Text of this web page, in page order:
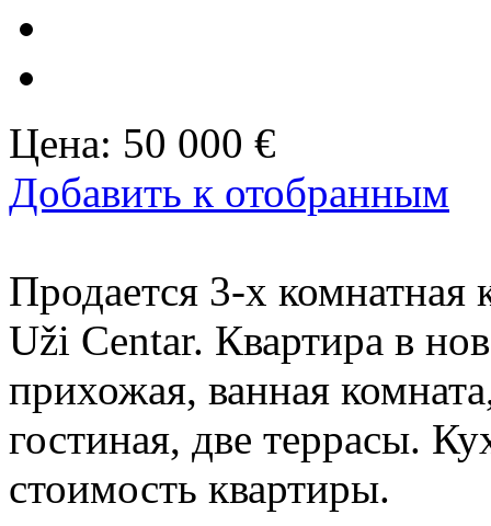
Цена: 50 000 €
Добавить к отобранным
Продается 3-х комнатная
Uži Centar. Квартира в
прихожая, ванная
гостиная, две террасы.
стоимость квартиры.